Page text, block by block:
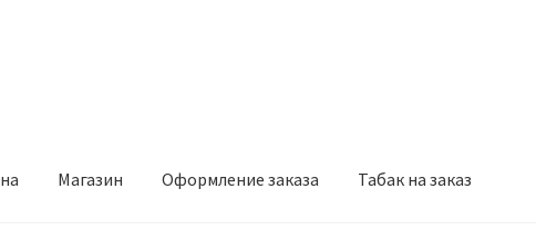
Магазин Оформление заказа Табак на заказ